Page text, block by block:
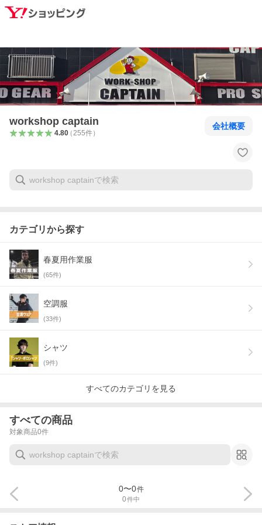
workshop captain
4.80（255件）
会社概要
カテゴリから探す
春夏用作業服
(65件)
空調服
(33件)
シャツ
(9件)
すべてのカテゴリを見る
すべての商品
対象商品0件
0件中
0〜0件